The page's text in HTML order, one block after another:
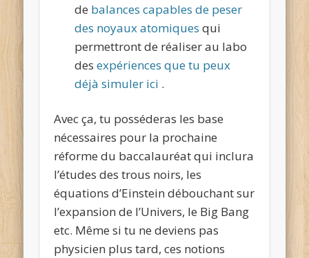
de balances capables de peser
des noyaux atomiques qui
permettront de réaliser au labo
desexpériences que tu peux
déjà simuler ici .
Avec ça, tu posséderas les base
nécessaires pour la prochaine
réforme du baccalauréat qui inclura
l’études des trous noirs, les
équations d’Einstein débouchant sur
l’expansion de l’Univers, le Big Bang
etc. Même si tu ne deviens pas
physicien plus tard, ces notions